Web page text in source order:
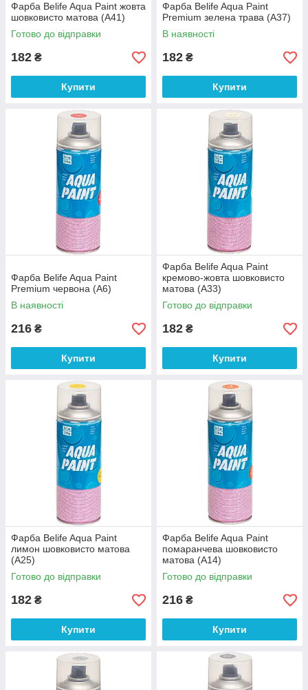
Фарба Belife Aqua Paint жовта
шовковисто матова (A41)
Готово до відправки
182 ₴
Купити
Фарба Belife Aqua Paint
Premium зелена трава (А37)
В наявності
182 ₴
Купити
Фарба Belife Aqua Paint
Premium червона (А6)
В наявності
216 ₴
Купити
Фарба Belife Aqua Paint
кремово-жовта шовковисто
матова (A33)
Готово до відправки
182 ₴
Купити
Фарба Belife Aqua Paint
лимон шовковисто матова
(A25)
Готово до відправки
182 ₴
Купити
Фарба Belife Aqua Paint
помаранчева шовковисто
матова (A14)
Готово до відправки
216 ₴
Купити